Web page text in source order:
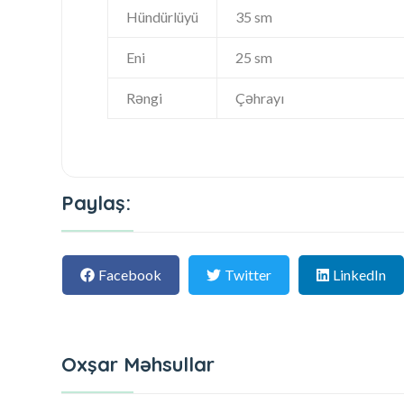
Hündürlüyü 35 sm
Eni 25 sm
Rəngi Çəhrayı
Paylaş:
Facebook Twitter LinkedIn
Oxşar Məhsullar